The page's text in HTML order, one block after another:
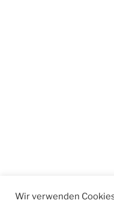
Wir verwenden